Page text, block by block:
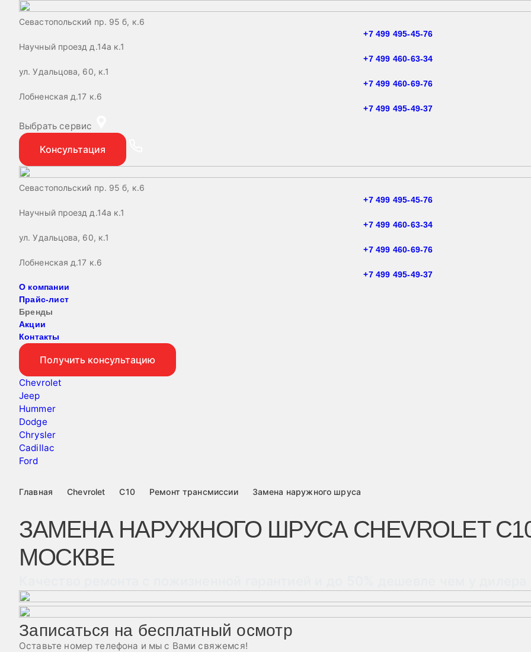
Севастопольский пр. 95 б, к.6
+7 499 495-45-76
Научный проезд д.14а к.1
+7 499 460-63-34
ул. Удальцова, 60, к.1
+7 499 460-69-76
Лобненская д.17 к.6
+7 499 495-49-37
Выбрать сервис
Консультация
Севастопольский пр. 95 б, к.6
+7 499 495-45-76
Научный проезд д.14а к.1
+7 499 460-63-34
ул. Удальцова, 60, к.1
+7 499 460-69-76
Лобненская д.17 к.6
+7 499 495-49-37
О компании
Прайс-лист
Бренды
Акции
Контакты
Получить консультацию
Chevrolet
Jeep
Hummer
Dodge
Chrysler
Cadillac
Ford
Главная Chevrolet C10 Ремонт трансмиссии Замена наружного шруса
ЗАМЕНА НАРУЖНОГО ШРУСА CHEVROLET
МОСКВЕ
Записаться на бесплатный осмотр
Оставьте номер телефона и мы с Вами свяжемся!